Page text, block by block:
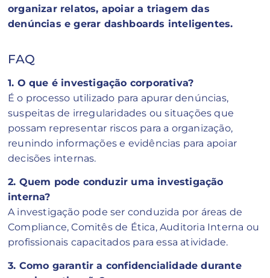
organizar relatos, apoiar a triagem das
denúncias e gerar dashboards inteligentes.
FAQ
1. O que é investigação corporativa?
É o processo utilizado para apurar denúncias,
suspeitas de irregularidades ou situações que
possam representar riscos para a organização,
reunindo informações e evidências para apoiar
decisões internas.
2. Quem pode conduzir uma investigação
interna?
A investigação pode ser conduzida por áreas de
Compliance, Comitês de Ética, Auditoria Interna ou
profissionais capacitados para essa atividade.
3. Como garantir a confidencialidade durante